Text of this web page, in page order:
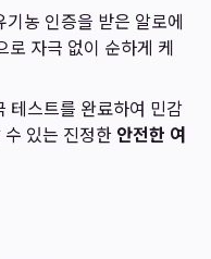
기농 인증을 받은 알로에
로 자극 없이 순하게 케
테스트를 완료하여 민감
있는 진정한 안전한 여